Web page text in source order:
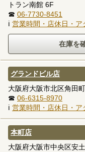
トラン南館 6F
☎ 06-7730-8451
ℹ 営業時間・店休日・ア
グランドビル店
大阪府大阪市北区角田
☎ 06-6315-8970
ℹ 営業時間・店休日・ア
本町店
大阪府大阪市中央区安